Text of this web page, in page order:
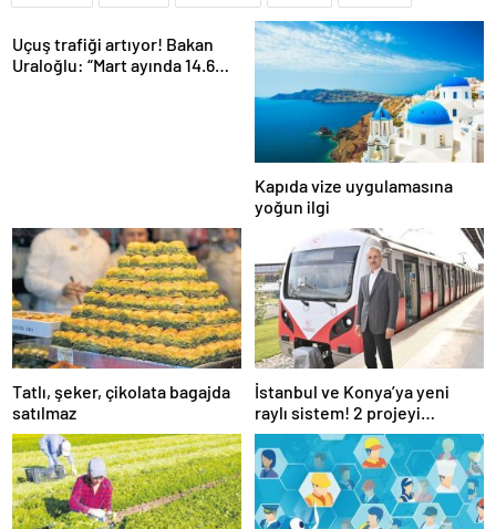
Uçuş trafiği artıyor! Bakan
Uraloğlu: “Mart ayında 14.6
Kapıda vize uygulamasına
yoğun ilgi
Tatlı, şeker, çikolata bagajda
satılmaz
İstanbul ve Konya’ya yeni
raylı sistem! 2 projeyi
Ulaştırma Bakanlığı üstlendi